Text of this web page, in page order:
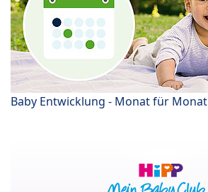
Baby Entwicklung - Monat für Monat